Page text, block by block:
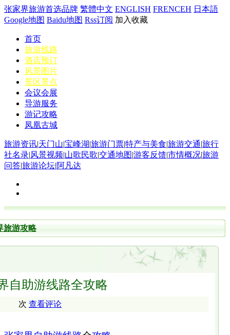
张家界旅游首选品牌 繁體中文 ENGLISH FRENCEH 日本語
Google地图 Baidu地图 Rss订阅 加入收藏
首页
旅游线路
酒店预订
风景图片
景区景点
会议会展
导游服务
游记攻略
凤凰古城
旅游资讯|天门山|宝峰湖|旅游门票|特产与美食|旅游交通|旅行
社名录|风景视频|山歌民歌|交通地图|游客反馈|市情概况|旅游
问答|旅游论坛|阿凡达
旅游攻略
自助游线路全攻略
次 查看评论